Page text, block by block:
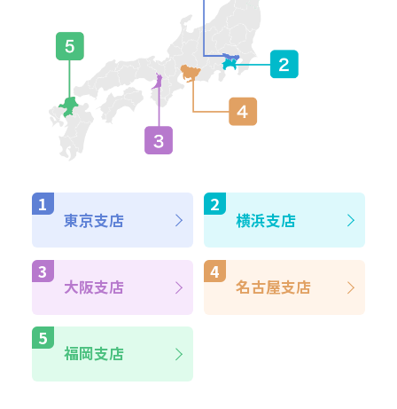
東京支店 横浜支店
大阪支店 名古屋支店
福岡支店